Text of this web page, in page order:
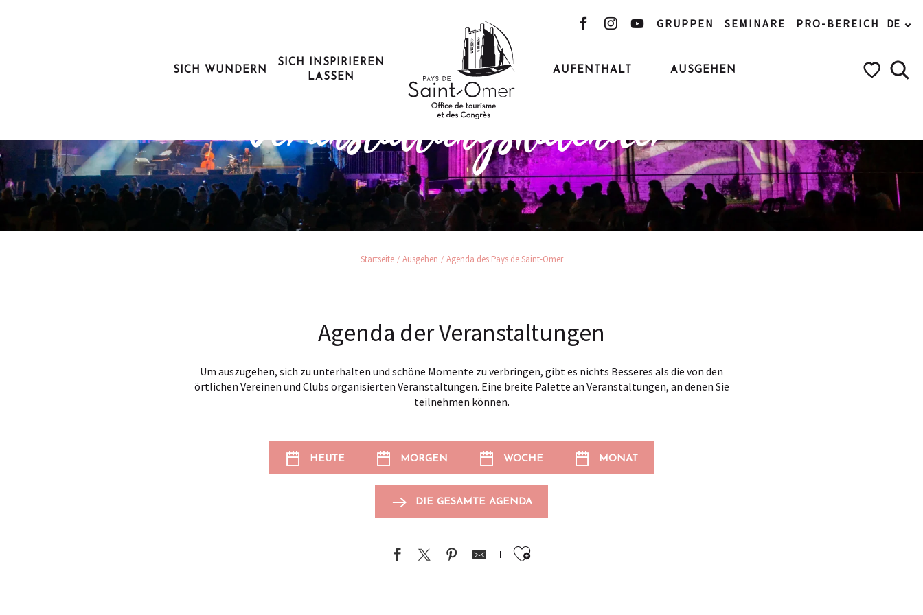
GRUPPEN SEMINARE PRO-BEREICH DE
SICH WUNDERN
SICH INSPIRIEREN
LASSEN
AUFENTHALT AUSGEHEN
Ausgehen und dem Alltag entfliehen
Veranstaltungskalender
Startseite Ausgehen Agenda des Pays de Saint-Omer
Agenda der Veranstaltungen
Um auszugehen, sich zu unterhalten und schöne Momente zu verbringen, gibt es nichts Besseres als die von den
örtlichen Vereinen und Clubs organisierten Veranstaltungen. Eine breite Palette an Veranstaltungen, an denen Sie
teilnehmen können.
HEUTE MORGEN WOCHE MONAT
DIE GESAMTE AGENDA
Ajouter aux favoris